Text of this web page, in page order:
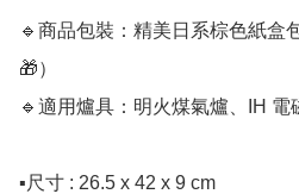
🔹商品包裝：精美日系棕色紙盒
🎁）
🔹適用爐具：明火煤氣爐、IH 電
▪️尺寸 : 26.5 x 42 x 9 cm